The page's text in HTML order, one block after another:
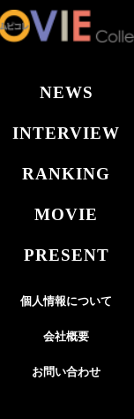
NEWS
INTERVIEW
RANKING
MOVIE
PRESENT
個人情報について
会社概要
お問い合わせ